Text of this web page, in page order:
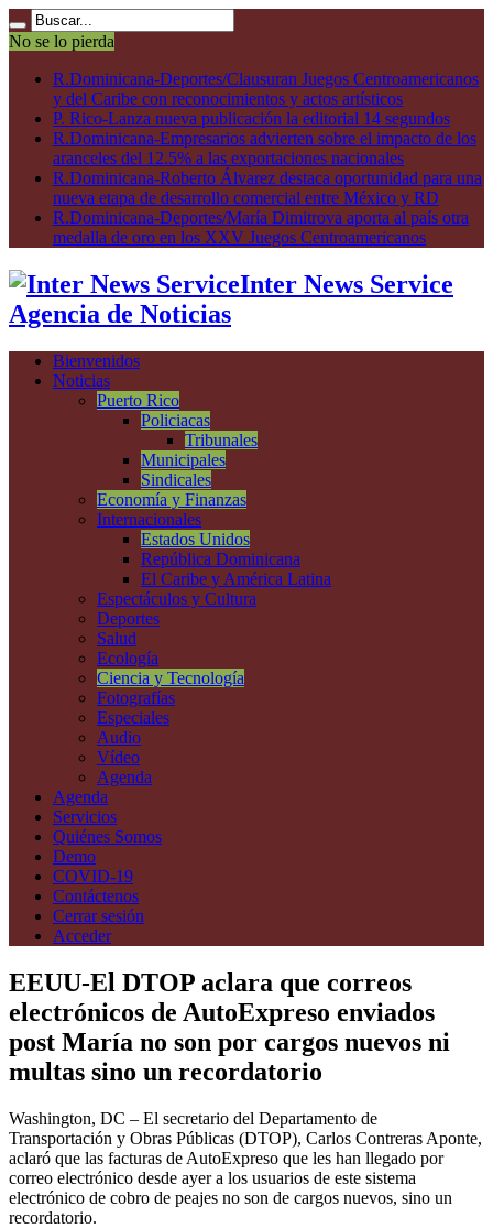
No se lo pierda
R.Dominicana-Deportes/Clausuran Juegos Centroamericanos
y del Caribe con reconocimientos y actos artísticos
P. Rico-Lanza nueva publicación la editorial 14 segundos
R.Dominicana-Empresarios advierten sobre el impacto de los
aranceles del 12.5% a las exportaciones nacionales
R.Dominicana-Roberto Álvarez destaca oportunidad para una
nueva etapa de desarrollo comercial entre México y RD
R.Dominicana-Deportes/María Dimitrova aporta al país otra
medalla de oro en los XXV Juegos Centroamericanos
Inter News Service
Agencia de Noticias
Bienvenidos
Noticias
Puerto Rico
Policiacas
Tribunales
Municipales
Sindicales
Economía y Finanzas
Internacionales
Estados Unidos
República Dominicana
El Caribe y América Latina
Espectáculos y Cultura
Deportes
Salud
Ecología
Ciencia y Tecnología
Fotografías
Especiales
Audio
Vídeo
Agenda
Agenda
Servicios
Quiénes Somos
Demo
COVID-19
Contáctenos
Cerrar sesión
Acceder
EEUU-El DTOP aclara que correos
electrónicos de AutoExpreso enviados
post María no son por cargos nuevos ni
multas sino un recordatorio
Washington, DC – El secretario del Departamento de
Transportación y Obras Públicas (DTOP), Carlos Contreras Aponte,
aclaró que las facturas de AutoExpreso que les han llegado por
correo electrónico desde ayer a los usuarios de este sistema
electrónico de cobro de peajes no son de cargos nuevos, sino un
recordatorio.